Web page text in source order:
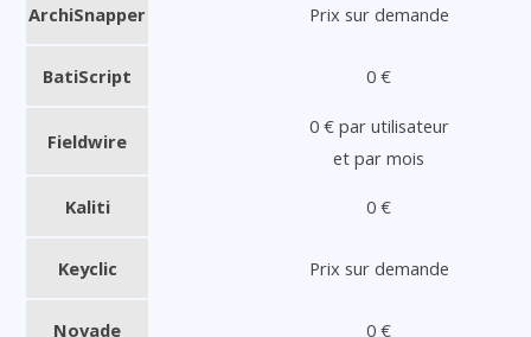
ArchiSnapper Prix sur demande
BatiScript 0 €
Fieldwire
0 € par utilisateur
et par mois
Kaliti 0 €
Keyclic Prix sur demande
Novade 0 €